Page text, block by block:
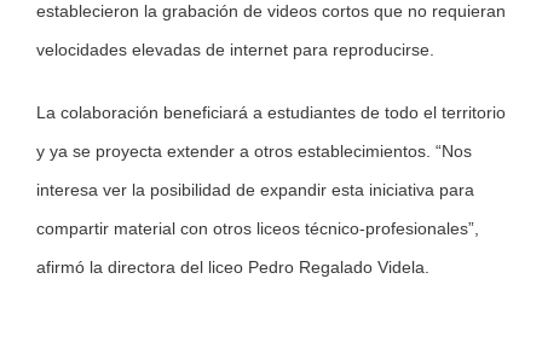
establecieron la grabación de videos cortos que no requieran
velocidades elevadas de internet para reproducirse.
La colaboración beneficiará a estudiantes de todo el territorio
y ya se proyecta extender a otros establecimientos. “Nos
interesa ver la posibilidad de expandir esta iniciativa para
compartir material con otros liceos técnico-profesionales”,
afirmó la directora del liceo Pedro Regalado Videla.